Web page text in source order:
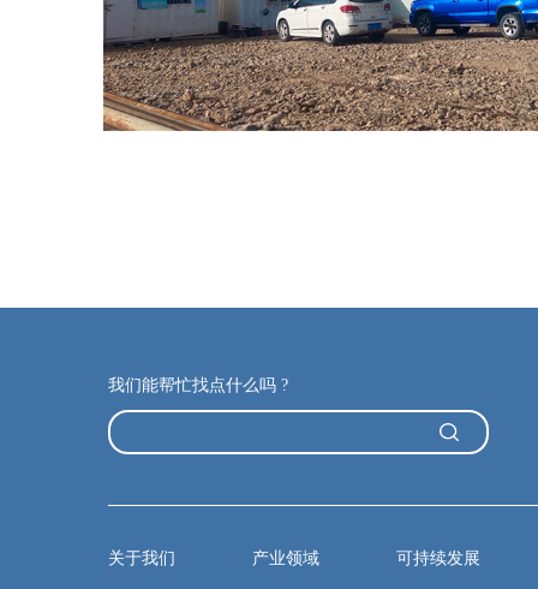
我们能帮忙找点什么吗 ?
关于我们 产业领域 可持续发展